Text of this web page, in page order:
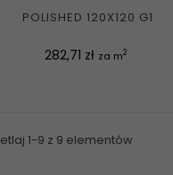
POLISHED 120X120 G1
Cena
282,71 zł za m2
1-9 z 9 elementów